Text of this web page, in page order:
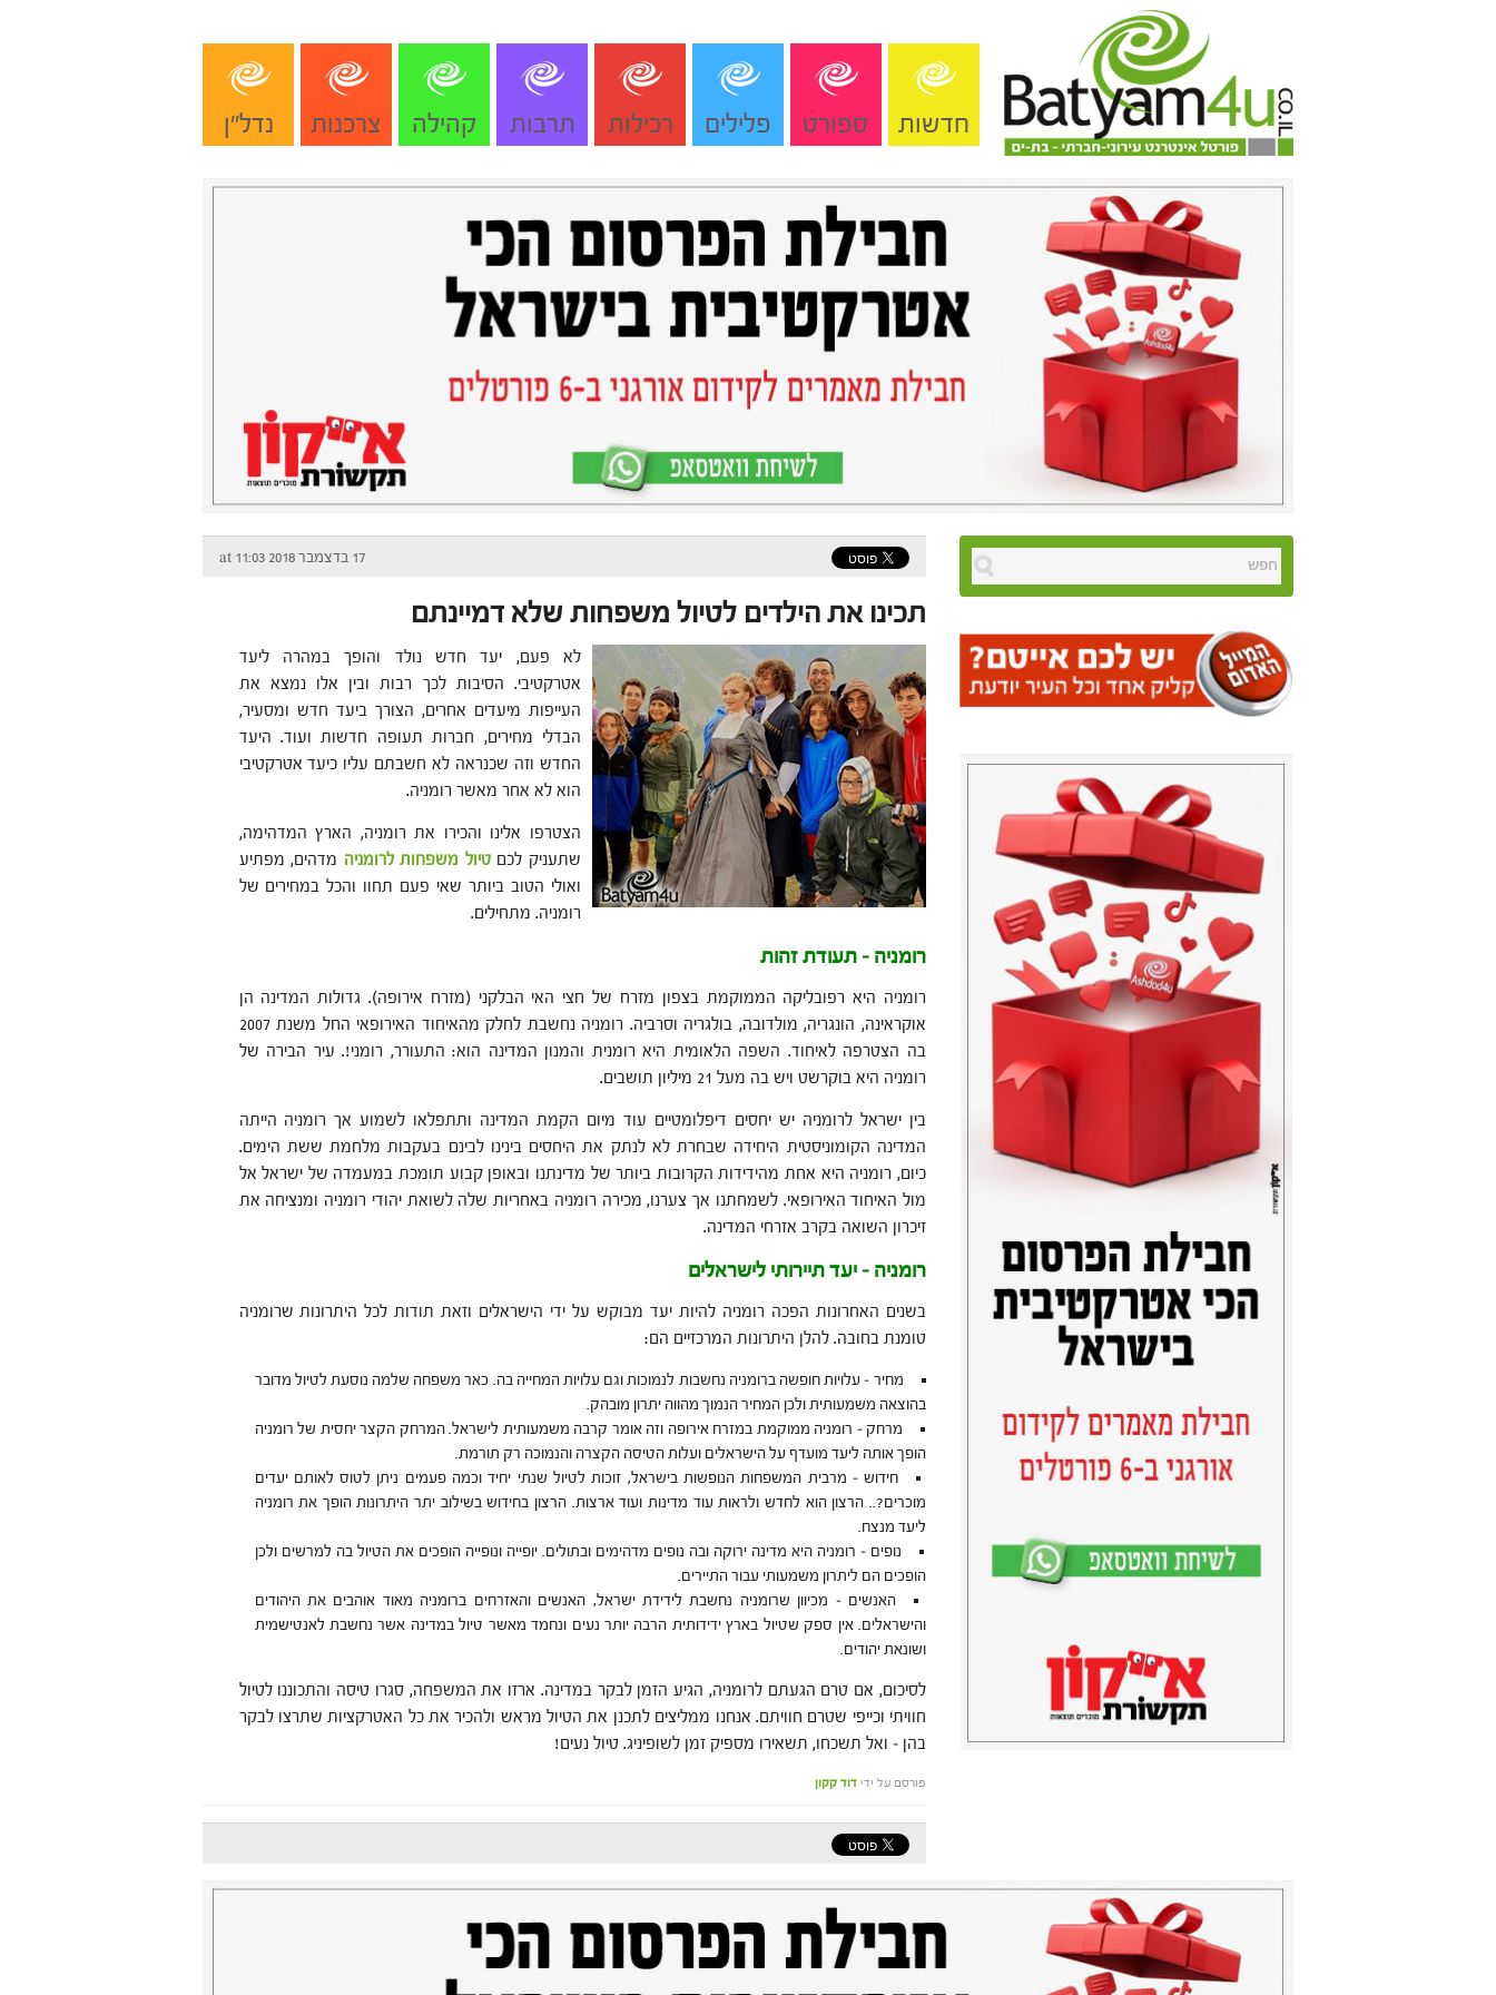
חדשות ספורט פלילים רכילות תרבות קהילה צרכנות נדל"ן
17 בדצמבר 2018 at 11:03
תכינו את הילדים לטיול משפחות שלא דמיינתם
לא פעם, יעד חדש נולד והופך במהרה ליעד
אטרקטיבי. הסיבות לכך רבות ובין אלו נמצא את
העייפות מיעדים אחרים, הצורך ביעד חדש ומסעיר,
הבדלי מחירים, חברות תעופה חדשות ועוד. היעד
החדש וזה שכנראה לא חשבתם עליו כיעד אטרקטיבי
הוא לא אחר מאשר רומניה.
הצטרפו אלינו והכירו את רומניה, הארץ המדהימה,
שתעניק לכםטיול משפחות לרומניה מדהים, מפתיע
ואולי הטוב ביותר שאי פעם תחוו והכל במחירים של
רומניה. מתחילים.
רומניה – תעודת זהות
רומניה היא רפובליקה הממוקמת בצפון מזרח של חצי האי הבלקני (מזרח אירופה). גדולות המדינה הן
אוקראינה, הונגריה, מולדובה, בולגריה וסרביה. רומניה נחשבת לחלק מהאיחוד האירופאי החל משנת 2007
בה הצטרפה לאיחוד. השפה הלאומית היא רומנית והמנון המדינה הוא: התעורר, רומני!. עיר הבירה של
רומניה היא בוקרשט ויש בה מעל 21 מיליון תושבים.
בין ישראל לרומניה יש יחסים דיפלומטיים עוד מיום הקמת המדינה ותתפלאו לשמוע אך רומניה הייתה
המדינה הקומוניסטית היחידה שבחרת לא לנתק את היחסים בינינו לבינם בעקבות מלחמת ששת הימים.
כיום, רומניה היא אחת מהידידות הקרובות ביותר של מדינתנו ובאופן קבוע תומכת במעמדה של ישראל אל
מול האיחוד האירופאי. לשמחתנו אך צערנו, מכירה רומניה באחריות שלה לשואת יהודי רומניה ומנציחה את
זיכרון השואה בקרב אזרחי המדינה.
רומניה – יעד תיירותי לישראלים
בשנים האחרונות הפכה רומניה להיות יעד מבוקש על ידי הישראלים וזאת תודות לכל היתרונות שרומניה
טומנת בחובה. להלן היתרונות המרכזיים הם:
מחיר – עלויות חופשה ברומניה נחשבות לנמוכות וגם עלויות המחייה בה. כאר משפחה שלמה נוסעת לטיול מדובר
בהוצאה משמעותית ולכן המחיר הנמוך מהווה יתרון מובהק.
מרחק – רומניה ממוקמת במזרח אירופה וזה אומר קרבה משמעותית לישראל. המרחק הקצר יחסית של רומניה
הופך אותה ליעד מועדף על הישראלים ועלות הטיסה הקצרה והנמוכה רק תורמת.
חידוש – מרבית המשפחות הנופשות בישראל, זוכות לטיול שנתי יחיד וכמה פעמים ניתן לטוס לאותם יעדים
מוכרים?.. הרצון הוא לחדש ולראות עוד מדינות ועוד ארצות. הרצון בחידוש בשילוב יתר היתרונות הופך את רומניה
ליעד מנצח.
נופים – רומניה היא מדינה ירוקה ובה נופים מדהימים ובתולים. יופייה ונופייה הופכים את הטיול בה למרשים ולכן
הופכים הם ליתרון משמעותי עבור התיירים.
האנשים – מכיוון שרומניה נחשבת לידידת ישראל, האנשים והאזרחים ברומניה מאוד אוהבים את היהודים
והישראלים. אין ספק שטיול בארץ ידידותית הרבה יותר נעים ונחמד מאשר טיול במדינה אשר נחשבת לאנטישמית
ושונאת יהודים.
לסיכום, אם טרם הגעתם לרומניה, הגיע הזמן לבקר במדינה. ארזו את המשפחה, סגרו טיסה והתכוננו לטיול
חוויתי וכייפי שטרם חוויתם. אנחנו ממליצים לתכנן את הטיול מראש ולהכיר את כל האטרקציות שתרצו לבקר
בהן – ואל תשכחו, תשאירו מספיק זמן לשופיניג. טיול נעים!
פורסם על ידי דוד קקון